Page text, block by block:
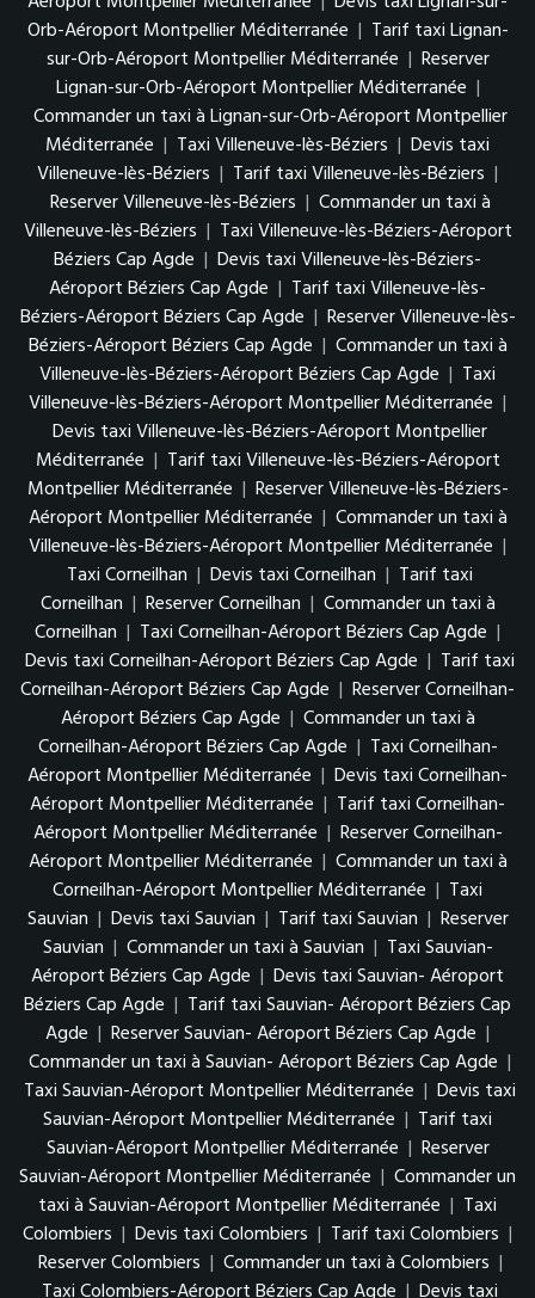
Orb-Aéroport Montpellier Méditerranée | Tarif taxi Lignan-
sur-Orb-Aéroport Montpellier Méditerranée | Reserver
Lignan-sur-Orb-Aéroport Montpellier Méditerranée |
Commander un taxi à Lignan-sur-Orb-Aéroport Montpellier
Méditerranée | Taxi Villeneuve-lès-Béziers | Devis taxi
Villeneuve-lès-Béziers | Tarif taxi Villeneuve-lès-Béziers |
Reserver Villeneuve-lès-Béziers | Commander un taxi à
Villeneuve-lès-Béziers | Taxi Villeneuve-lès-Béziers-Aéroport
Béziers Cap Agde | Devis taxi Villeneuve-lès-Béziers-
Aéroport Béziers Cap Agde | Tarif taxi Villeneuve-lès-
Béziers-Aéroport Béziers Cap Agde | Reserver Villeneuve-lès-
Béziers-Aéroport Béziers Cap Agde | Commander un taxi à
Villeneuve-lès-Béziers-Aéroport Béziers Cap Agde | Taxi
Villeneuve-lès-Béziers-Aéroport Montpellier Méditerranée |
Devis taxi Villeneuve-lès-Béziers-Aéroport Montpellier
Méditerranée | Tarif taxi Villeneuve-lès-Béziers-Aéroport
Montpellier Méditerranée | Reserver Villeneuve-lès-Béziers-
Aéroport Montpellier Méditerranée | Commander un taxi à
Villeneuve-lès-Béziers-Aéroport Montpellier Méditerranée |
Taxi Corneilhan | Devis taxi Corneilhan | Tarif taxi
Corneilhan | Reserver Corneilhan | Commander un taxi à
Corneilhan | Taxi Corneilhan-Aéroport Béziers Cap Agde |
Devis taxi Corneilhan-Aéroport Béziers Cap Agde | Tarif taxi
Corneilhan-Aéroport Béziers Cap Agde | Reserver Corneilhan-
Aéroport Béziers Cap Agde | Commander un taxi à
Corneilhan-Aéroport Béziers Cap Agde | Taxi Corneilhan-
Aéroport Montpellier Méditerranée | Devis taxi Corneilhan-
Aéroport Montpellier Méditerranée | Tarif taxi Corneilhan-
Aéroport Montpellier Méditerranée | Reserver Corneilhan-
Aéroport Montpellier Méditerranée | Commander un taxi à
Corneilhan-Aéroport Montpellier Méditerranée | Taxi
Sauvian | Devis taxi Sauvian | Tarif taxi Sauvian | Reserver
Sauvian | Commander un taxi à Sauvian | Taxi Sauvian-
Aéroport Béziers Cap Agde | Devis taxi Sauvian- Aéroport
Béziers Cap Agde | Tarif taxi Sauvian- Aéroport Béziers Cap
Agde | Reserver Sauvian- Aéroport Béziers Cap Agde |
Commander un taxi à Sauvian- Aéroport Béziers Cap Agde |
Taxi Sauvian-Aéroport Montpellier Méditerranée | Devis taxi
Sauvian-Aéroport Montpellier Méditerranée | Tarif taxi
Sauvian-Aéroport Montpellier Méditerranée | Reserver
Sauvian-Aéroport Montpellier Méditerranée | Commander un
taxi à Sauvian-Aéroport Montpellier Méditerranée | Taxi
Colombiers | Devis taxi Colombiers | Tarif taxi Colombiers |
Reserver Colombiers | Commander un taxi à Colombiers |
Taxi Colombiers-Aéroport Béziers Cap Agde | Devis taxi